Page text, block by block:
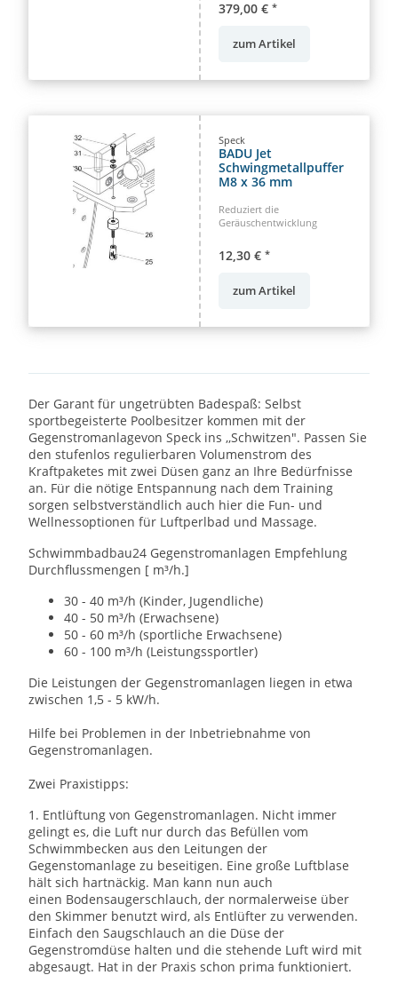
379,00 € *
zum Artikel
Speck
BADU Jet
Schwingmetallpuffer
M8 x 36 mm
Reduziert die
Geräuschentwicklung
12,30 € *
zum Artikel
Der Garant für ungetrübten Badespaß: Selbst
sportbegeisterte Poolbesitzer kommen mit der
Gegenstromanlagevon Speck ins ,,Schwitzen". Passen Sie
den stufenlos regulierbaren Volumenstrom des
Kraftpaketes mit zwei Düsen ganz an Ihre Bedürfnisse
an. Für die nötige Entspannung nach dem Training
sorgen selbstverständlich auch hier die Fun- und
Wellnessoptionen für Luftperlbad und Massage.
Schwimmbadbau24 Gegenstromanlagen Empfehlung
Durchflussmengen [ m³/h.]
30 - 40 m³/h (Kinder, Jugendliche)
40 - 50 m³/h (Erwachsene)
50 - 60 m³/h (sportliche Erwachsene)
60 - 100 m³/h (Leistungssportler)
Die Leistungen der Gegenstromanlagen liegen in etwa
zwischen 1,5 - 5 kW/h.
Hilfe bei Problemen in der Inbetriebnahme von
Gegenstromanlagen.
Zwei Praxistipps:
1. Entlüftung von Gegenstromanlagen. Nicht immer
gelingt es, die Luft nur durch das Befüllen vom
Schwimmbecken aus den Leitungen der
Gegenstomanlage zu beseitigen. Eine große Luftblase
hält sich hartnäckig. Man kann nun auch
einen Bodensaugerschlauch, der normalerweise über
den Skimmer benutzt wird, als Entlüfter zu verwenden.
Einfach den Saugschlauch an die Düse der
Gegenstromdüse halten und die stehende Luft wird mit
abgesaugt. Hat in der Praxis schon prima funktioniert.